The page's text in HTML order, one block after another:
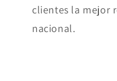
clientes la mejor
nacional.